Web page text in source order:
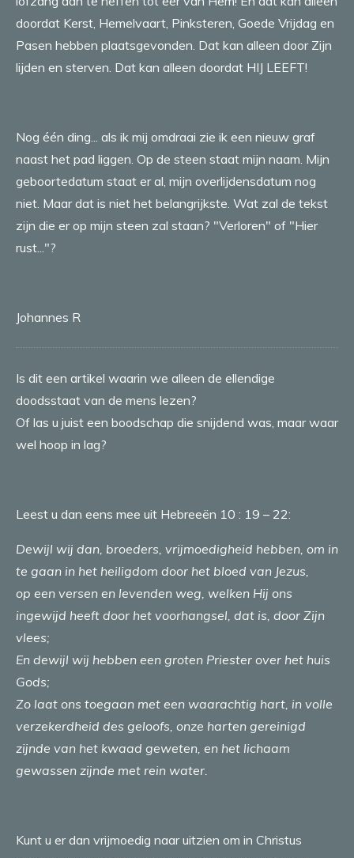
doordat Kerst, Hemelvaart, Pinksteren, Goede Vrijdag en
Pasen hebben plaatsgevonden. Dat kan alleen door Zijn
lijden en sterven. Dat kan alleen doordat HIJ LEEFT!
Nog één ding... als ik mij omdraai zie ik een nieuw graf
naast het pad liggen. Op de steen staat mijn naam. Mijn
geboortedatum staat er al, mijn overlijdensdatum nog
niet. Maar dat is niet het belangrijkste. Wat zal de tekst
zijn die er op mijn steen zal staan? "Verloren" of "Hier
rust..."?
Johannes R
Is dit een artikel waarin we alleen de ellendige
doodsstaat van de mens lezen?
Of las u juist een boodschap die snijdend was, maar waar
wel hoop in lag?
Leest u dan eens mee uit Hebreeën 10 : 19 – 22:
Dewijl wij dan, broeders, vrijmoedigheid hebben, om in
te gaan in het heiligdom door het bloed van Jezus,
op een versen en levenden weg, welken Hij ons
ingewijd heeft door het voorhangsel, dat is, door Zijn
vlees;
En dewijl wij hebben een groten Priester over het huis
Gods;
Zo laat ons toegaan met een waarachtig hart, in volle
verzekerdheid des geloofs, onze harten gereinigd
zijnde van het kwaad geweten, en het lichaam
gewassen zijnde met rein water.
Kunt u er dan vrijmoedig naar uitzien om in Christus